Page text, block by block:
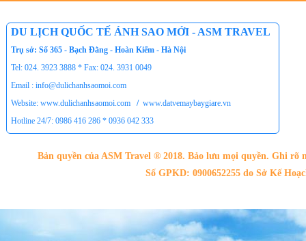
DU LỊCH QUỐC TẾ ÁNH SAO MỚI - ASM TRAVEL
Trụ sở: Số 365 - Bạch Đằng - Hoàn Kiếm - Hà Nội
Tel: 024. 3923 3888 * Fax: 024. 3931 0049
Email : info@dulichanhsaomoi.com
Website: www.dulichanhsaomoi.com
/ www.datvemaybaygiare.vn
Hotline 24/7: 0986 416 286 * 0936 042 333
Bản quyền của ASM Travel ® 2018. Bảo lưu mọi quyền. Ghi
Số GPKD: 0900652255 do Sở Kế